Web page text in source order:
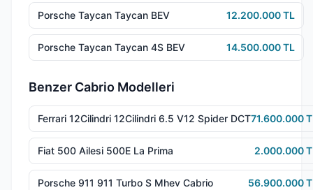
Porsche Taycan Taycan BEV 12.200.000 TL
Porsche Taycan Taycan 4S BEV 14.500.000 TL
Benzer Cabrio Modelleri
Ferrari 12Cilindri 12Cilindri 6.5 V12 Spider DCT71.600.000
Fiat 500 Ailesi 500E La Prima 2.000.000
Porsche 911 911 Turbo S Mhev Cabrio 56.900.000